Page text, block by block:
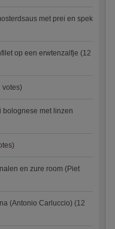
met prei en spek
op een erwtenzalfje (12
votes)
bolognese met linzen
en zure room (Piet
(Antonio Carluccio) (12